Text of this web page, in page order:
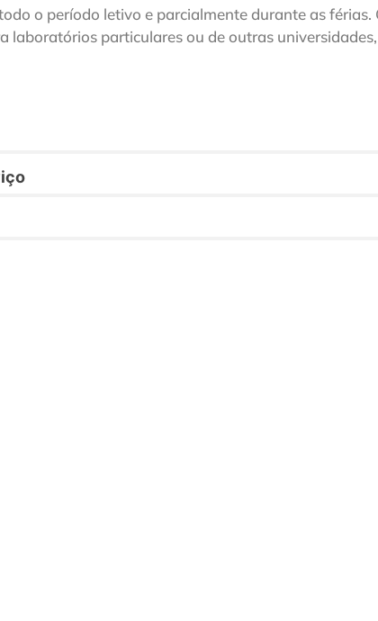
o período letivo e parcialmente durante as férias.
laboratórios particulares ou de outras universidades,